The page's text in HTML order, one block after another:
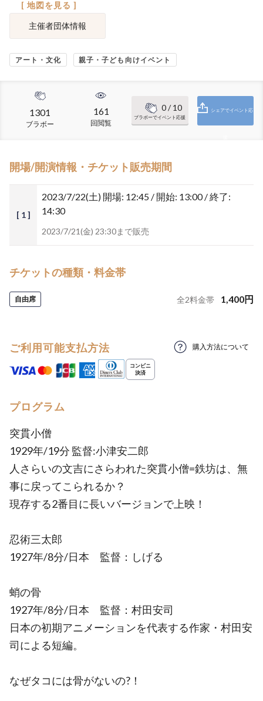
[ 地図を見る ]
主催者団体情報
アート・文化 親子・子ども向けイベント
1301
ブラボー
161
回閲覧
0/ 10
ブラボーでイベント応援
シェアでイベント応
開場/開演情報・チケット販売期間
[ 1 ]
2023/7/22(土) 開場: 12:45 / 開始: 13:00 / 終了:
14:30
2023/7/21(金) 23:30まで販売
チケットの種類・料金帯
自由席 全2料金帯 1,400円
ご利用可能支払方法 購入方法について
プログラム
突貫小僧
1929年/19分 監督:小津安二郎
人さらいの文吉にさらわれた突貫小僧=鉄坊は、無
事に戻ってこられるか？
現存する2番目に長いバージョンで上映！
忍術三太郎
1927年/8分/日本 監督：しげる
蛸の骨
1927年/8分/日本 監督：村田安司
日本の初期アニメーションを代表する作家・村田安
司による短編。
なぜタコには骨がないの?！